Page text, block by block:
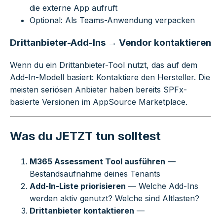
die externe App aufruft
Optional: Als Teams-Anwendung verpacken
Drittanbieter-Add-Ins → Vendor kontaktieren
Wenn du ein Drittanbieter-Tool nutzt, das auf dem
Add-In-Modell basiert: Kontaktiere den Hersteller. Die
meisten seriösen Anbieter haben bereits SPFx-
basierte Versionen im AppSource Marketplace.
Was du JETZT tun solltest
M365 Assessment Tool ausführen —
Bestandsaufnahme deines Tenants
Add-In-Liste priorisieren — Welche Add-Ins
werden aktiv genutzt? Welche sind Altlasten?
Drittanbieter kontaktieren —